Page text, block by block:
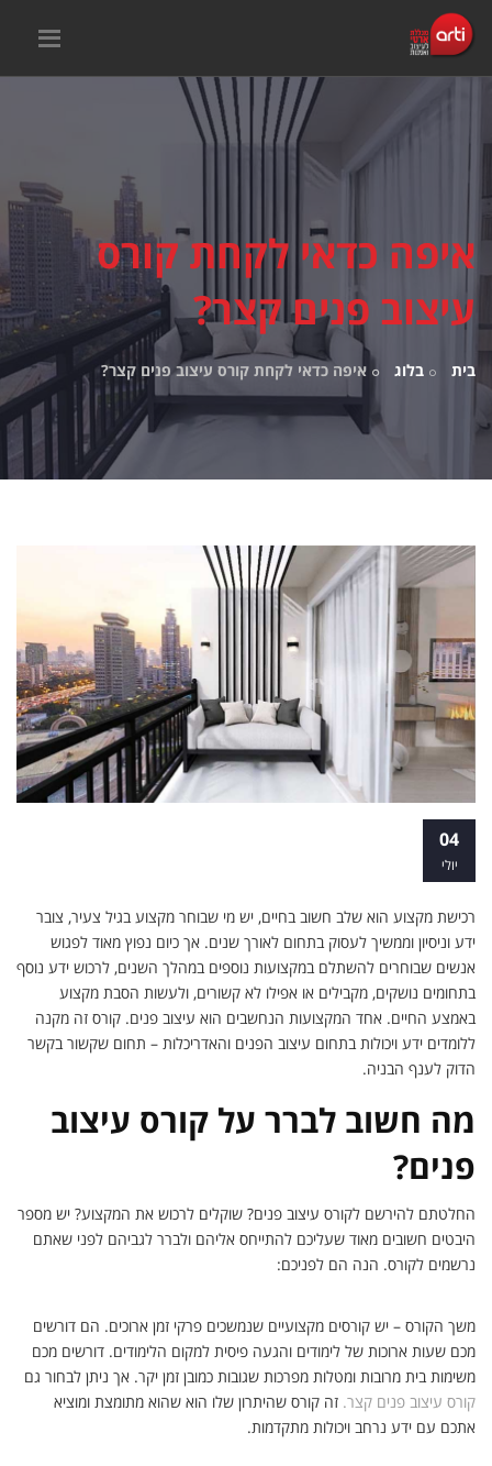
איפה כדאי לקחת קורס
עיצוב פנים קצר?
בית בלוג איפה כדאי לקחת קורס עיצוב פנים קצר?
04
יולי
רכישת מקצוע הוא שלב חשוב בחיים, יש מי שבוחר מקצוע בגיל צעיר, צובר
ידע וניסיון וממשיך לעסוק בתחום לאורך שנים. אך כיום נפוץ מאוד לפגוש
אנשים שבוחרים להשתלם במקצועות נוספים במהלך השנים, לרכוש ידע נוסף
בתחומים נושקים, מקבילים או אפילו לא קשורים, ולעשות הסבת מקצוע
באמצע החיים. אחד המקצועות הנחשבים הוא עיצוב פנים. קורס זה מקנה
ללומדים ידע ויכולות בתחום עיצוב הפנים והאדריכלות – תחום שקשור בקשר
הדוק לענף הבניה.
מה חשוב לברר על קורס עיצוב
פנים?
החלטתם להירשם לקורס עיצוב פנים? שוקלים לרכוש את המקצוע? יש מספר
היבטים חשובים מאוד שעליכם להתייחס אליהם ולברר לגביהם לפני שאתם
נרשמים לקורס. הנה הם לפניכם:
משך הקורס – יש קורסים מקצועיים שנמשכים פרקי זמן ארוכים. הם דורשים
מכם שעות ארוכות של לימודים והגעה פיסית למקום הלימודים. דורשים מכם
משימות בית מרובות ומטלות מפרכות שגובות כמובן זמן יקר. אך ניתן לבחור גם
קורס עיצוב פנים קצר. זה קורס שהיתרון שלו הוא שהוא מתומצת ומוציא
אתכם עם ידע נרחב ויכולות מתקדמות.